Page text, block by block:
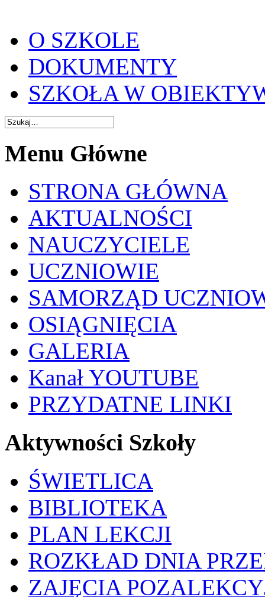
O SZKOLE
DOKUMENTY
SZKOŁA W
Menu Główne
STRONA GŁÓWNA
AKTUALNOŚCI
NAUCZYCIELE
UCZNIOWIE
SAMORZĄD
OSIĄGNIĘCIA
GALERIA
Kanał YOUTUBE
PRZYDATNE LINKI
Aktywności Szkoły
ŚWIETLICA
BIBLIOTEKA
PLAN LEKCJI
ROZKŁAD DNIA
ZAJĘCIA